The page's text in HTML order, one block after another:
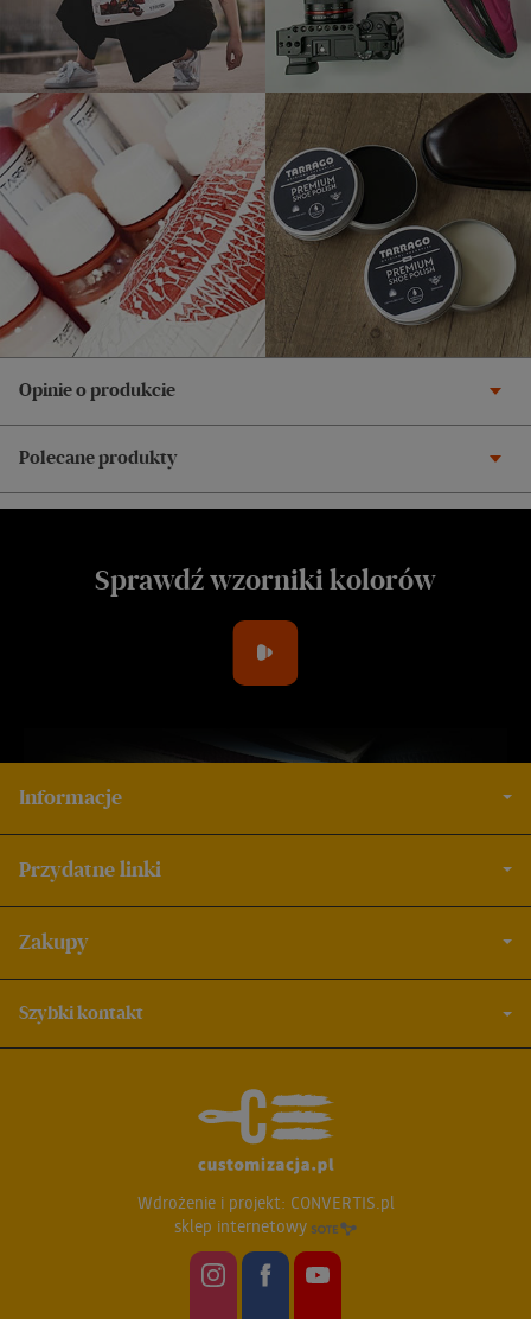
Opinie o produkcie
Polecane produkty
Sprawdź wzorniki kolorów
Informacje
Przydatne linki
Zakupy
Szybki kontakt
Wdrożenie i projekt: CONVERTIS.pl
sklep internetowy